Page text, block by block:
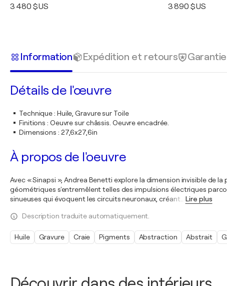
3 480 $US 3 890 $US
Information Expédition et retours
Détails de l'œuvre
Technique: Huile, Gravure sur Toile
Finitions : Oeuvre sur châssis. Oeuvre encadrée.
Dimensions : 27,6x27,6in
À propos de l'oeuvre
Avec « Sinapsi », Andrea Benetti explore la dimension invisible de
géométriques s'entremêlent telles des impulsions électriques
sinueuses qui évoquent les circuits neuronaux, créant
Lire plus
Description traduite automatiquement.
Huile Gravure Craie Pigments Abstraction Abstrait